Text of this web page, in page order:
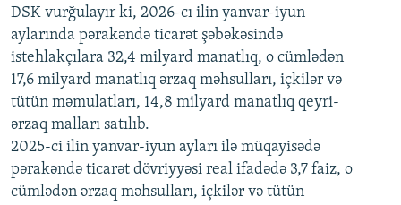
DSK vurğulayır ki, 2026-cı ilin yanvar-iyun
aylarında pərakəndə ticarət şəbəkəsində
istehlakçılara 32,4 milyard manatlıq, o cümlədən
17,6 milyard manatlıq ərzaq məhsulları, içkilər və
tütün məmulatları, 14,8 milyard manatlıq qeyri-
ərzaq malları satılıb.
2025-ci ilin yanvar-iyun ayları ilə müqayisədə
pərakəndə ticarət dövriyyəsi real ifadədə 3,7 faiz, o
cümlədən ərzaq məhsulları, içkilər və tütün